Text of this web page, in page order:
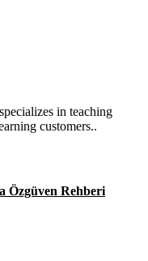
in teaching
customers..
Özgüven Rehberi